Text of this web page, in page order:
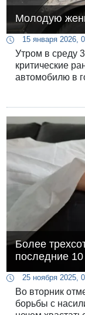
Молодую
15 января 2026,
Утром в среду
критические
автомобилю в
Более
последние 10
25 ноября 2025,
Во вторник
борьбы с